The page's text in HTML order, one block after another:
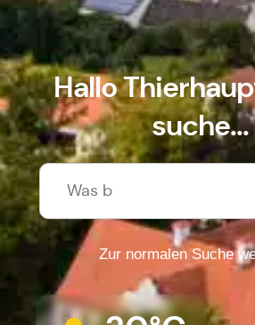
Hallo
suche...
Zur normalen Suche